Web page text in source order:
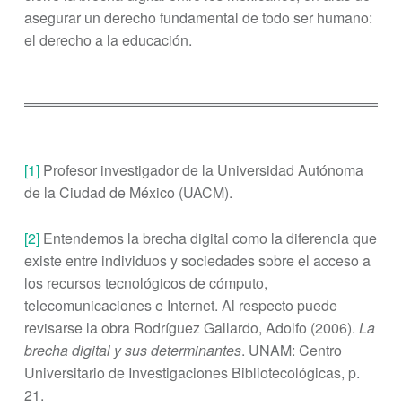
asegurar un derecho fundamental de todo ser humano:
el derecho a la educación.
[1]Profesor investigador de la Universidad Autónoma
de la Ciudad de México (UACM).
[2]Entendemos la brecha digital como la diferencia que
existe entre individuos y sociedades sobre el acceso a
los recursos tecnológicos de cómputo,
telecomunicaciones e Internet. Al respecto puede
revisarse la obra Rodríguez Gallardo, Adolfo (2006). La
brecha digital y sus determinantes. UNAM: Centro
Universitario de Investigaciones Bibliotecológicas, p.
21.